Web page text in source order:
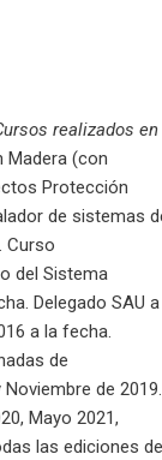
realizados en
Madera (con
Protección
de sistemas
Curso
del Sistema
Delegado SAU a
a la fecha.
de
de 2019.
Mayo 2021,
las ediciones